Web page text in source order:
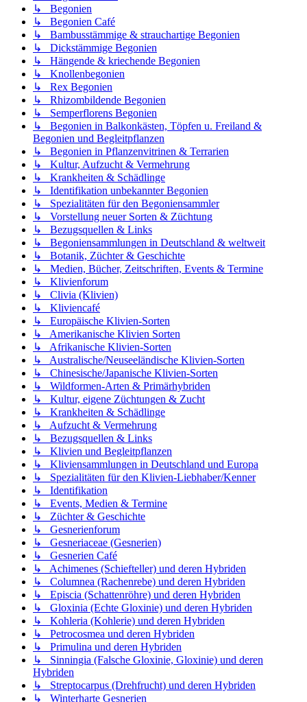
↳ Begonien
↳ Begonien Café
↳ Bambusstämmige & strauchartige Begonien
↳ Dickstämmige Begonien
↳ Hängende & kriechende Begonien
↳ Knollenbegonien
↳ Rex Begonien
↳ Rhizombildende Begonien
↳ Semperflorens Begonien
↳ Begonien in Balkonkästen, Töpfen u. Freiland &
Begonien und Begleitpflanzen
↳ Begonien in Pflanzenvitrinen & Terrarien
↳ Kultur, Aufzucht & Vermehrung
↳ Krankheiten & Schädlinge
↳ Identifikation unbekannter Begonien
↳ Spezialitäten für den Begoniensammler
↳ Vorstellung neuer Sorten & Züchtung
↳ Bezugsquellen & Links
↳ Begoniensammlungen in Deutschland & weltweit
↳ Botanik, Züchter & Geschichte
↳ Medien, Bücher, Zeitschriften, Events & Termine
↳ Klivienforum
↳ Clivia (Klivien)
↳ Kliviencafé
↳ Europäische Klivien-Sorten
↳ Amerikanische Klivien Sorten
↳ Afrikanische Klivien-Sorten
↳ Australische/Neuseeländische Klivien-Sorten
↳ Chinesische/Japanische Klivien-Sorten
↳ Wildformen-Arten & Primärhybriden
↳ Kultur, eigene Züchtungen & Zucht
↳ Krankheiten & Schädlinge
↳ Aufzucht & Vermehrung
↳ Bezugsquellen & Links
↳ Klivien und Begleitpflanzen
↳ Kliviensammlungen in Deutschland und Europa
↳ Spezialitäten für den Klivien-Liebhaber/Kenner
↳ Identifikation
↳ Events, Medien & Termine
↳ Züchter & Geschichte
↳ Gesnerienforum
↳ Gesneriaceae (Gesnerien)
↳ Gesnerien Café
↳ Achimenes (Schiefteller) und deren Hybriden
↳ Columnea (Rachenrebe) und deren Hybriden
↳ Episcia (Schattenröhre) und deren Hybriden
↳ Gloxinia (Echte Gloxinie) und deren Hybriden
↳ Kohleria (Kohlerie) und deren Hybriden
↳ Petrocosmea und deren Hybriden
↳ Primulina und deren Hybriden
↳ Sinningia (Falsche Gloxinie, Gloxinie) und deren
Hybriden
↳ Streptocarpus (Drehfrucht) und deren Hybriden
↳ Winterharte Gesnerien